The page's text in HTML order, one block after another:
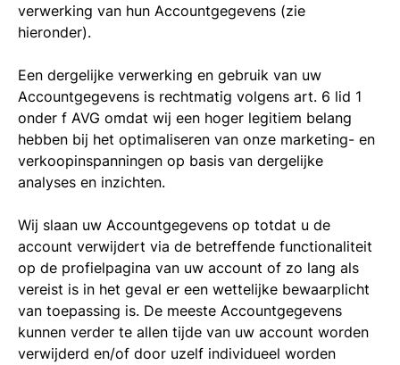
verwerking van hun Accountgegevens (zie
hieronder).
Een dergelijke verwerking en gebruik van uw
Accountgegevens is rechtmatig volgens art. 6 lid 1
onder f AVG omdat wij een hoger legitiem belang
hebben bij het optimaliseren van onze marketing- en
verkoopinspanningen op basis van dergelijke
analyses en inzichten.
Wij slaan uw Accountgegevens op totdat u de
account verwijdert via de betreffende functionaliteit
op de profielpagina van uw account of zo lang als
vereist is in het geval er een wettelijke bewaarplicht
van toepassing is. De meeste Accountgegevens
kunnen verder te allen tijde van uw account worden
verwijderd en/of door uzelf individueel worden